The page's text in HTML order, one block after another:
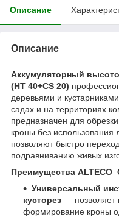
Описание
Описание
Аккумуляторный
(HT 40+CS 20)
деревьями и
садах и на территориях
предназначен для
кроны без
позволяют быстро
подравниванию живых
Преимущества ALTECO
Универсальный
кусторез — позволяет
формирование кроны